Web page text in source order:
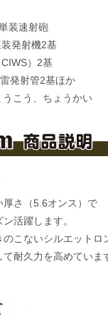
速射砲
射機2基
）2基
管2基ほか
こう、ちょうかい
さ（5.6オンス）で
活躍します。
こないシルエット
耐久力を高めていま